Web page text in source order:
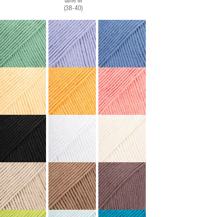
(38-40)